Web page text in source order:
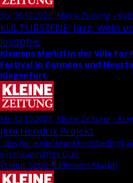
So, 16.10.2022, Kleine Zeitung -
KUL­TUR­SZE­NE: Jazz, Wein
lo­so­phie
Kle­mens Marktl in der Villa For
Fes­ti­val in Cormòns und
Kla­gen­furt.
Mi, 12.10.2022, Kleine Zeitung -
Jimi Hen­d­rix Pro­jekt
...das fiel leider krankheitsbedingt
ein traumhaftes Duo:
Primus Sitter & Klemens Marktl